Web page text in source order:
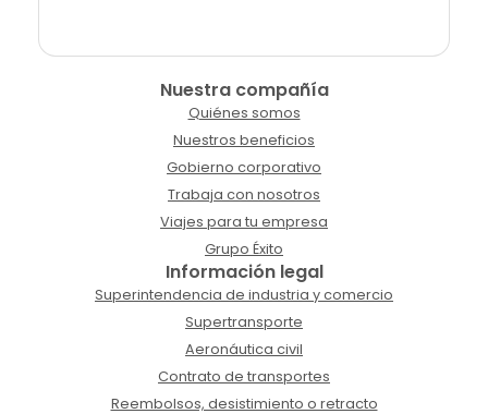
Nuestra compañía
Quiénes somos
Nuestros beneficios
Gobierno corporativo
Trabaja con nosotros
Viajes para tu empresa
Grupo Éxito
Información legal
Superintendencia de industria y comercio
Supertransporte
Aeronáutica civil
Contrato de transportes
Reembolsos, desistimiento o retracto